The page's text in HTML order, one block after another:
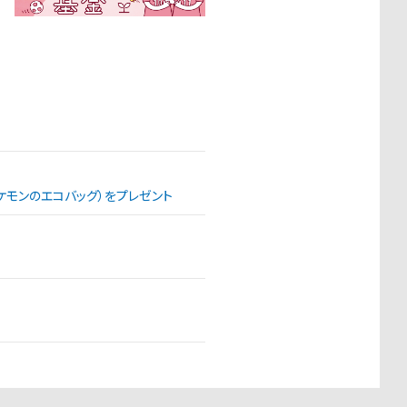
ンのエコバッグ）をプレゼント